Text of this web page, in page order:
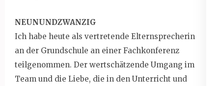
NEUNUNDZWANZIG
Ich habe heute als vertretende Elternsprecherin
an der Grundschule an einer Fachkonferenz
teilgenommen. Der wertschätzende Umgang im
Team und die Liebe, die in den Unterricht und